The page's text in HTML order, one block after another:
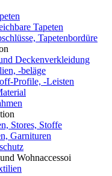
Tapeten
Tapetenbordüre
Deckenverkleidung
-beläge
Profile, -Leisten
Stores, Stoffe
Garnituren
Wohnaccessoi